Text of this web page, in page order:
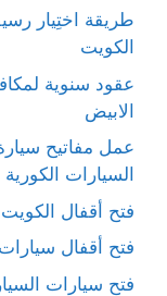
طريقة اختِيار
الكويت
عقود سنوية
الابيض
عمل مفاتيح
السيارات
فتح أقفال الكويت 52227339 قريب على موقعي
فتح أقفال سيارات
فتح سيارات